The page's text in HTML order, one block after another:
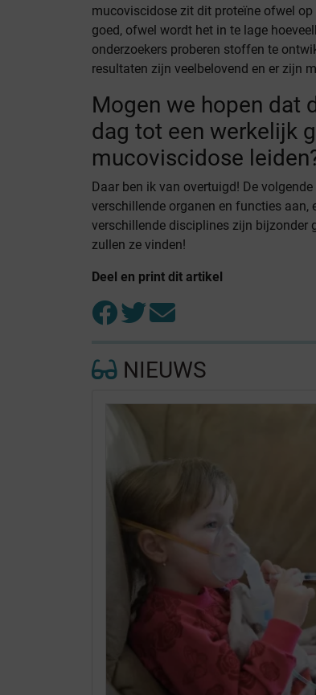
mucoviscidose zit dit proteïne ofwel
goed, ofwel wordt het in te lage
onderzoekers proberen stoffen te
resultaten zijn veelbelovend en er zijn
Mogen we hopen dat
dag tot een werkelijk
mucoviscidose
Daar ben ik van overtuigd! De
verschillende organen en functies aan,
verschillende disciplines zijn bijzonder
zullen ze vinden!
Deel en print dit artikel
NIEUWS